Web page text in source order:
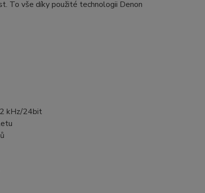
To vše díky použité technologii Denon
kHz/24bit